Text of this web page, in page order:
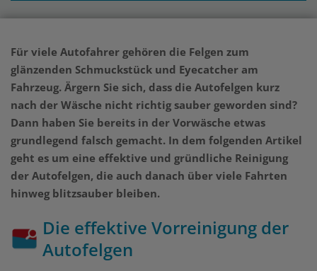
Für viele Autofahrer gehören die Felgen zum
glänzenden Schmuckstück und Eyecatcher am
Fahrzeug. Ärgern Sie sich, dass die Autofelgen kurz
nach der Wäsche nicht richtig sauber geworden sind?
Dann haben Sie bereits in der Vorwäsche etwas
grundlegend falsch gemacht. In dem folgenden Artikel
geht es um eine effektive und gründliche Reinigung
der Autofelgen, die auch danach über viele Fahrten
hinweg blitzsauber bleiben.
Die effektive Vorreinigung der
Autofelgen